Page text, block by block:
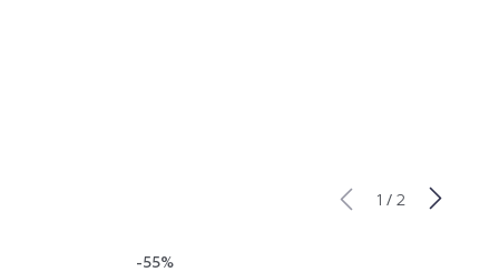
1 / 2
-55%